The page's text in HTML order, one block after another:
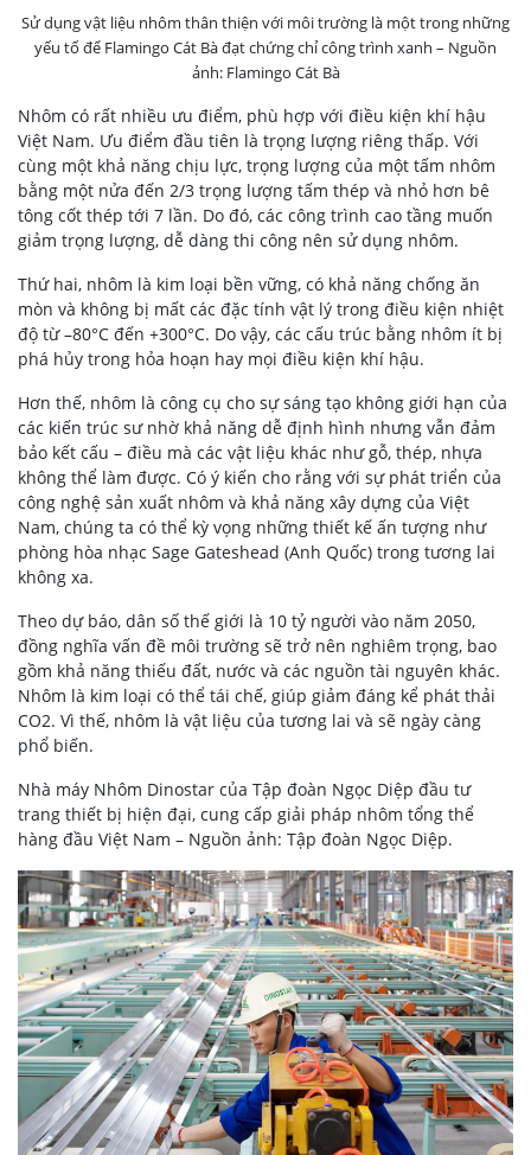
Sử dụng vật liệu nhôm thân thiện với môi trường là một trong những
yếu tố để Flamingo Cát Bà đạt chứng chỉ công trình xanh – Nguồn
ảnh: Flamingo Cát Bà
Nhôm có rất nhiều ưu điểm, phù hợp với điều kiện khí hậu
Việt Nam. Ưu điểm đầu tiên là trọng lượng riêng thấp. Với
cùng một khả năng chịu lực, trọng lượng của một tấm nhôm
bằng một nửa đến 2/3 trọng lượng tấm thép và nhỏ hơn bê
tông cốt thép tới 7 lần. Do đó, các công trình cao tầng muốn
giảm trọng lượng, dễ dàng thi công nên sử dụng nhôm.
Thứ hai, nhôm là kim loại bền vững, có khả năng chống ăn
mòn và không bị mất các đặc tính vật lý trong điều kiện nhiệt
độ từ –80°C đến +300°C. Do vậy, các cấu trúc bằng nhôm ít bị
phá hủy trong hỏa hoạn hay mọi điều kiện khí hậu.
Hơn thế, nhôm là công cụ cho sự sáng tạo không giới hạn của
các kiến trúc sư nhờ khả năng dễ định hình nhưng vẫn đảm
bảo kết cấu – điều mà các vật liệu khác như gỗ, thép, nhựa
không thể làm được. Có ý kiến cho rằng với sự phát triển của
công nghệ sản xuất nhôm và khả năng xây dựng của Việt
Nam, chúng ta có thể kỳ vọng những thiết kế ấn tượng như
phòng hòa nhạc Sage Gateshead (Anh Quốc) trong tương lai
không xa.
Theo dự báo, dân số thế giới là 10 tỷ người vào năm 2050,
đồng nghĩa vấn đề môi trường sẽ trở nên nghiêm trọng, bao
gồm khả năng thiếu đất, nước và các nguồn tài nguyên khác.
Nhôm là kim loại có thể tái chế, giúp giảm đáng kể phát thải
CO2. Vì thế, nhôm là vật liệu của tương lai và sẽ ngày càng
phổ biến.
Nhà máy Nhôm Dinostar của Tập đoàn Ngọc Diệp đầu tư
trang thiết bị hiện đại, cung cấp giải pháp nhôm tổng thể
hàng đầu Việt Nam – Nguồn ảnh: Tập đoàn Ngọc Diệp.